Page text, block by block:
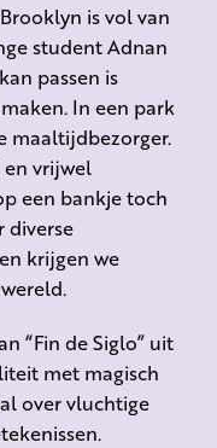
is vol van
student Adnan
passen is
In een park
maaltijdbezorger.
vrijwel
een bankje toch
diverse
krijgen we
“Fin de Siglo” uit
met magisch
over vluchtige